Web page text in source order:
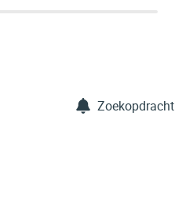
Zoekopdracht